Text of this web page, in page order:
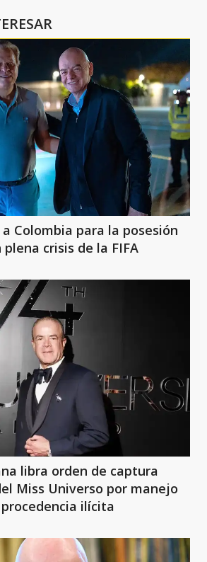
Colombia para la posesión
crisis de la FIFA
libra orden de captura
Miss Universo por manejo
ilícita